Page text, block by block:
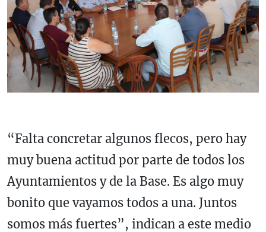
“Falta concretar algunos flecos, pero hay
muy buena actitud por parte de todos los
Ayuntamientos y de la Base. Es algo muy
bonito que vayamos todos a una. Juntos
somos más fuertes”, indican a este medio